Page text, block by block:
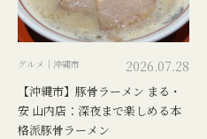
グルメ｜沖縄市 2026.07.28
【沖縄市】豚骨ラーメン まる・
安 山内店：深夜まで楽しめる本
格派豚骨ラーメン